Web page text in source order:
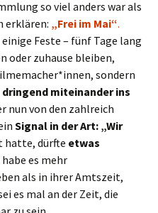
so viel anders war als
erklären: „Frei im Mai“.
Feste – fünf Tage lang
oder zuhause bleiben,
sondern
dringend miteinander ins
nun von den zahlreich
Signal in der Art: „Wir
hatte, dürfte etwas
es mehr
als in ihrer Amtszeit,
es mal an der Zeit, die